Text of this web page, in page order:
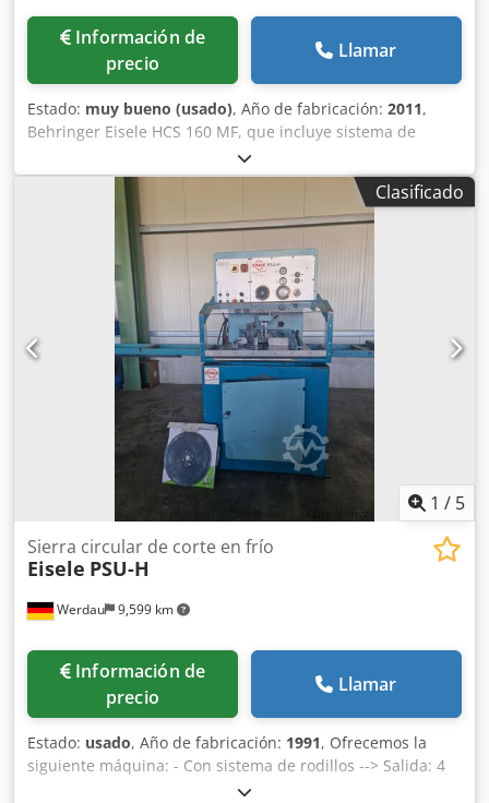
Información de
precio
Llamar
Estado: muy bueno (usado), Año de fabricación: 2011,
Behringer Eisele HCS 160 MF, que incluye sistema de
clasificación y depósito de alimentación, sistema de
filtración de aire y mucho más. Cedpfx Aszhki Aehaerf La
máquina estará disponible a finales de agosto y,
posteriormente, se realizará su reacondicionamiento. Las
fotos muestran el estado original.
Clasificado
1 / 5
Werdau 9,599 km
Sierra circular de corte en frío
Eisele PSU-H
Información de
precio
Llamar
Estado: usado, Año de fabricación: 1991, Ofrecemos la
siguiente máquina: - Con sistema de rodillos --> Salida: 4
m Crsdozgvqpspfx Ahaef --> Entrada: 3 m Detalles